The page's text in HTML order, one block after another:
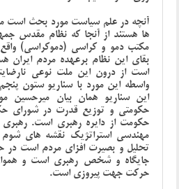
آنچه در علم سیاست مورد بحث است
ها هستند از آنجا که نظام مقدس
مکتب دمو و کراسی (دموکراسی)
بقای این نظام برعهده مردم
است از درون این ملت نوعی
واسطه این مورد با سناریو ستون
این سناریو همان بیان میرحسین
حکومتی و توزیع قدرت در شورای
حکومت از دایره رهبری است. رهبری
مهندسی استراتژیک نقشه های
تحلیل و بصیرت افزای مردم است در
جایگاه و شخص رهبری است و
حرکت جهت پیروزی است.